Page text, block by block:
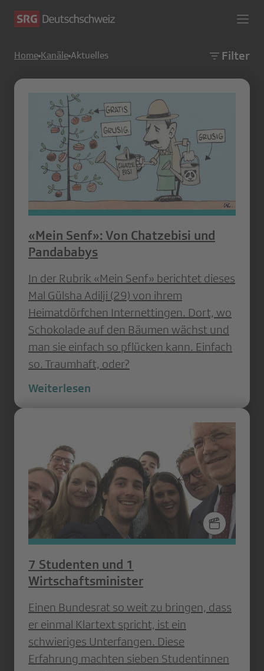
Home Kanäle Aktuelles Filter
«Mein Senf»: Von Chatzebisi und
Pandababys
In der Rubrik «Mein Senf» berichtet dieses
Mal Gülsha Adilji (29) von ihrem
Heimatdörfchen Internettingen. Dort, wo
Schokolade auf den Bäumen wächst und
man sie einfach so pflücken kann. Einfach
so. Traumhaft, oder?
Weiterlesen
7 Studenten und 1
Wirtschaftsminister
Einen Bundesrat so weit zu bringen, dass
er einmal Klartext spricht, ist ein
schwieriges Unterfangen. Diese
Erfahrung machten sieben Studentinnen